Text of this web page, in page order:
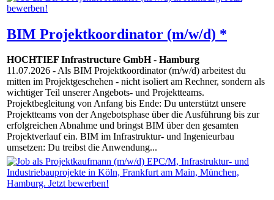
BIM Projektkoordinator (m/w/d) *
HOCHTIEF Infrastructure GmbH- Hamburg
11.07.2026 - Als BIM Projektkoordinator (m/w/d) arbeitest du
mitten im Projektgeschehen - nicht isoliert am Rechner, sondern als
wichtiger Teil unserer Angebots- und Projektteams.
Projektbegleitung von Anfang bis Ende: Du unterstützt unsere
Projektteams von der Angebotsphase über die Ausführung bis zur
erfolgreichen Abnahme und bringst BIM über den gesamten
Projektverlauf ein. BIM im Infrastruktur- und Ingenieurbau
umsetzen: Du treibst die Anwendung...